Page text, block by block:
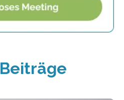
Beiträge